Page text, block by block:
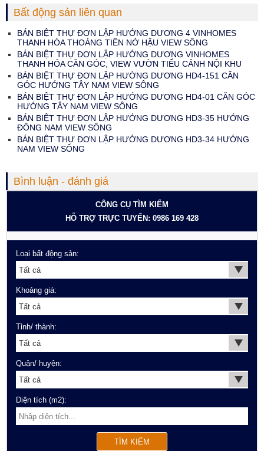
Bất động sản liên quan
BÁN BIỆT THỰ ĐƠN LẬP HƯỚNG DƯƠNG 4 VINHOMES
THANH HÓA THOÁNG TIỀN NỞ HẬU VIEW SÔNG
BÁN BIỆT THỰ ĐƠN LẬP HƯỚNG DƯƠNG VINHOMES
THANH HÓA CĂN GÓC, VIEW VƯỜN TIỂU CẢNH NỘI KHU
BÁN BIỆT THỰ ĐƠN LẬP HƯỚNG DƯƠNG HD4-151 CĂN
GÓC HƯỚNG TÂY NAM VIEW SÔNG
BÁN BIỆT THỰ ĐƠN LẬP HƯỚNG DƯƠNG HD4-01 CĂN GÓC
HƯỚNG TÂY NAM VIEW SÔNG
BÁN BIỆT THỰ ĐƠN LẬP HƯỚNG DƯƠNG HD3-35 HƯỚNG
ĐÔNG NAM VIEW SÔNG
BÁN BIỆT THỰ ĐƠN LẬP HƯỚNG DƯƠNG HD3-34 HƯỚNG
NAM VIEW SÔNG
Bình luận - đánh giá
CÔNG CỤ TÌM KIẾM
HỖ TRỢ TRỰC TUYẾN: 0986 169 428
Loại bất động sản:
Khoảng giá:
Tỉnh/ thành:
Quận/ huyện:
Diện tích (m2):